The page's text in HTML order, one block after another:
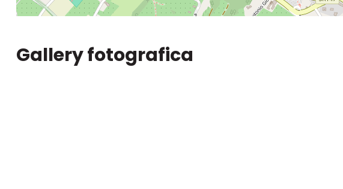
Gallery fotografica